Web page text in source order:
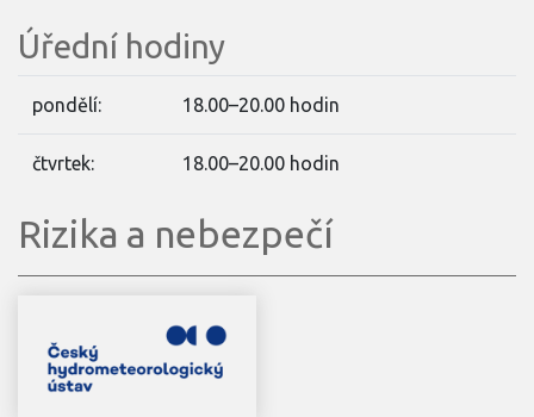
Úřední hodiny
pondělí: 18.00–20.00 hodin
čtvrtek: 18.00–20.00 hodin
Rizika a nebezpečí